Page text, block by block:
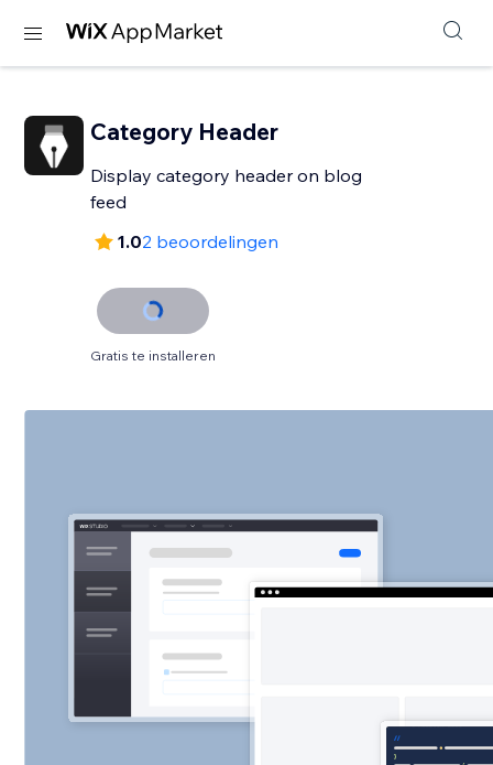
Category Header
Display category header on blog
feed
1.02 beoordelingen
Gratis te installeren